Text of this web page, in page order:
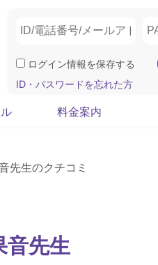
ログイン情報を保存する
ID・パスワードを忘れた方
料金案内
先生のクチコミ
音先生